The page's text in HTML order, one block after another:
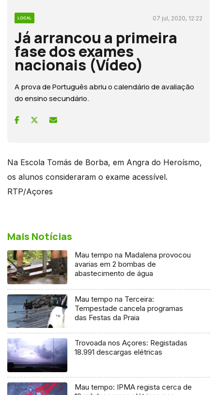
LOCAL 07 jul, 2020, 12:22
Já arrancou a primeira
fase dos exames
nacionais (Vídeo)
A prova de Português abriu o calendário de avaliação
do ensino secundário.
Na Escola Tomás de Borba, em Angra do Heroísmo,
os alunos consideraram o exame acessível.
RTP/Açores
Mais Notícias
Mau tempo na Madalena provocou
avarias em 2 bombas de
abastecimento de água
Mau tempo na Terceira:
Tempestade cancela programas
das Festas da Praia
Trovoada nos Açores: Registadas
18.991 descargas elétricas
Mau tempo: IPMA regista cerca de